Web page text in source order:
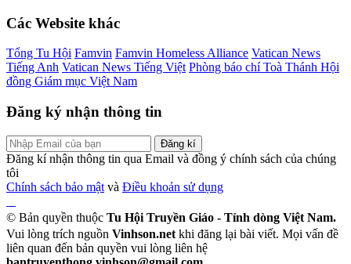
Các Website khác
Tổng Tu Hội Famvin Famvin Homeless Alliance Vatican News
Tiếng Anh Vatican News Tiếng Việt Phòng báo chí Toà Thánh Hội
đồng Giám mục Việt Nam
Đăng ký nhận thông tin
Đăng kí
Đăng kí nhận thông tin qua Email và đồng ý chính sách của chúng
tôi
Chính sách bảo mật và Điều khoản sử dụng
© Bản quyền thuộc Tu Hội Truyền Giáo - Tỉnh dòng Việt Nam.
Vui lòng trích nguồn Vinhson.net khi đăng lại bài viết. Mọi vấn đề
liên quan đến bản quyền vui lòng liên hệ